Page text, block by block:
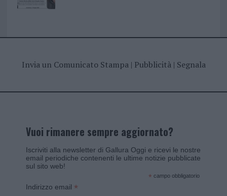
Invia un Comunicato Stampa| Pubblicità| Segnala
Vuoi rimanere sempre aggiornato?
Iscriviti alla newsletter di Gallura Oggi e ricevi le nostre
email periodiche contenenti le ultime notizie pubblicate
sul sito web!
* campo obbligatorio
Indirizzo email *